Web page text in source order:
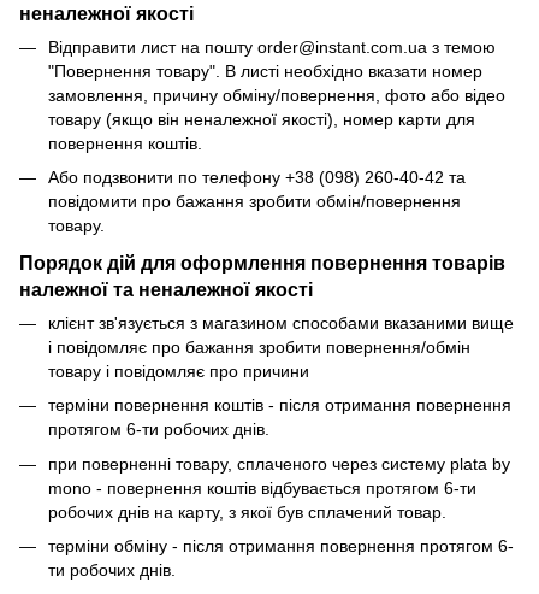
неналежної якості
Відправити лист на пошту order@instant.com.ua з темою
"Повернення товару". В листі необхідно вказати номер
замовлення, причину обміну/повернення, фото або відео
товару (якщо він неналежної якості), номер карти для
повернення коштів.
Або подзвонити по телефону +38 (098) 260-40-42 та
повідомити про бажання зробити обмін/повернення
товару.
Порядок дій для оформлення повернення товарів
належної та неналежної якості
клієнт зв'язується з магазином способами вказаними вище
і повідомляє про бажання зробити повернення/обмін
товару і повідомляє про причини
терміни повернення коштів - після отримання повернення
протягом 6-ти робочих днів.
при поверненні товару, сплаченого через систему plata by
mono - повернення коштів відбувається протягом 6-ти
робочих днів на карту, з якої був сплачений товар.
терміни обміну - після отримання повернення протягом 6-
ти робочих днів.